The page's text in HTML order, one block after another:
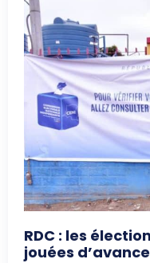
RDC : les
jouées